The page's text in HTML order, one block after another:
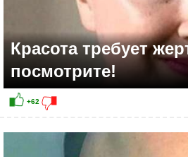
Красота требует
посмотрите!